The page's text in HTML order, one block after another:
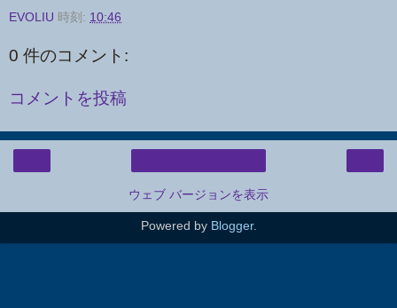
EVOLIU 時刻: 10:46
0 件のコメント:
コメントを投稿
ウェブ バージョンを表示
Powered by Blogger.